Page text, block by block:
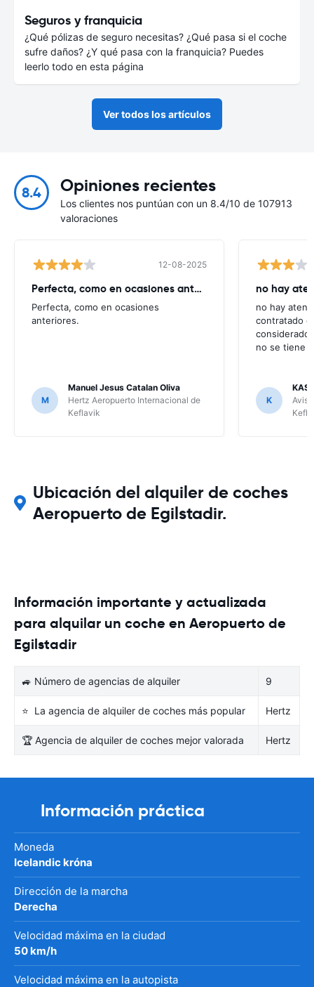
Seguros y franquicia
¿Qué pólizas de seguro necesitas? ¿Qué pasa si el coche
sufre daños? ¿Y qué pasa con la franquicia? Puedes
leerlo todo en esta página
Ver todos los artículos
8.4 Opiniones recientes
Los clientes nos puntúan con un 8.4/10 de 107913
valoraciones
12-08-2025
Perfecta, como en ocasiones anteriores
Perfecta, como en ocasiones
anteriores.
M
Manuel Jesus Catalan Oliva
Hertz Aeropuerto Internacional de
Keflavik
no hay
no hay
contratado
considerado
no se tiene
K
Avis
Ubicación del alquiler de coches
Aeropuerto de Egilstadir.
Información importante y actualizada
para alquilar un coche en Aeropuerto de
Egilstadir
🚙 Número de agencias de alquiler 9
⭐ La agencia de alquiler de coches más popular Hertz
🏆 Agencia de alquiler de coches mejor valorada Hertz
Información práctica
Moneda
Icelandic króna
Dirección de la marcha
Derecha
Velocidad máxima en la ciudad
50 km/h
Velocidad máxima en la autopista